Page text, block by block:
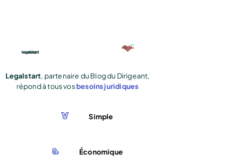
Legalstart, partenaire du Blog du Dirigeant,
répond à tous vosbesoins juridiques
Simple
Économique